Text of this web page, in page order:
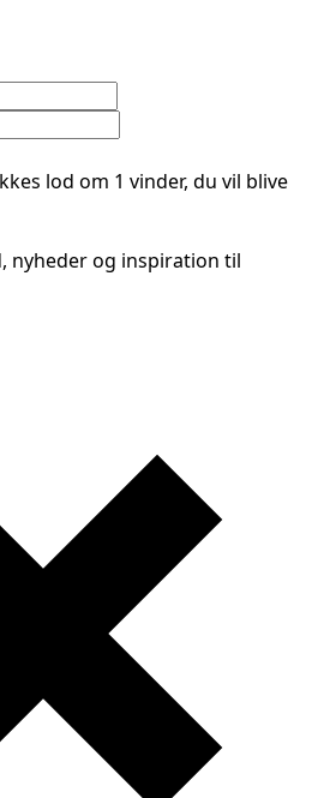
lod om 1 vinder, du vil blive
nyheder og inspiration til